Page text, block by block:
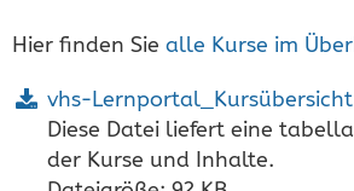
Hier finden Sie alle Kurse im
vhs-
Diese Datei liefert eine
der Kurse und Inhalte.